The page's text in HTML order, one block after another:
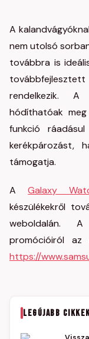
A
nem utolsó
továbbra is
rendelkezik. A
hódíthatóak
funkció
kerékpározást,
támogatja.
AGalaxy
készülékekről
weboldalán.
promócióiról az
https://
LEGÚJABB